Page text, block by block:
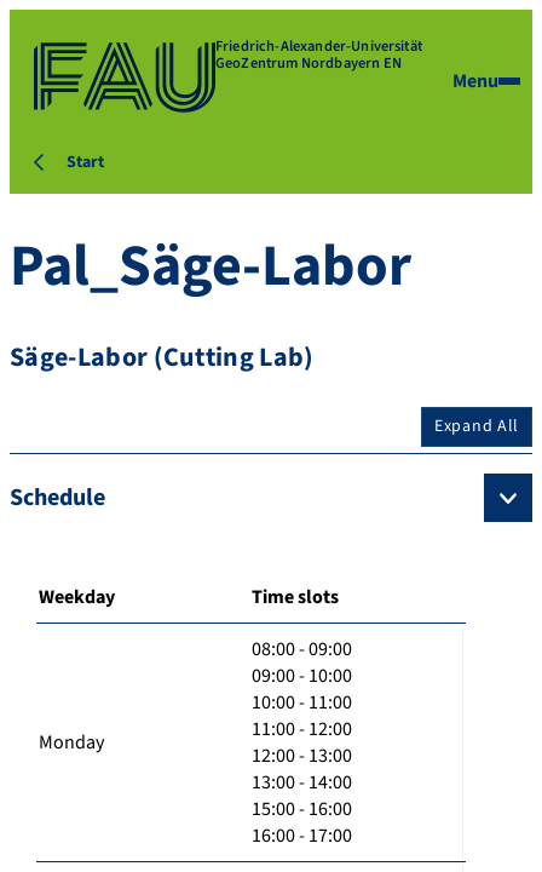
Friedrich-Alexander-Universität
GeoZentrum Nordbayern EN
Menu
Start
Pal_Säge-Labor
Säge-Labor (Cutting Lab)
Expand All
Schedule
Weekday Time slots
Monday
08:00 - 09:00
09:00 - 10:00
10:00 - 11:00
11:00 - 12:00
12:00 - 13:00
13:00 - 14:00
15:00 - 16:00
16:00 - 17:00